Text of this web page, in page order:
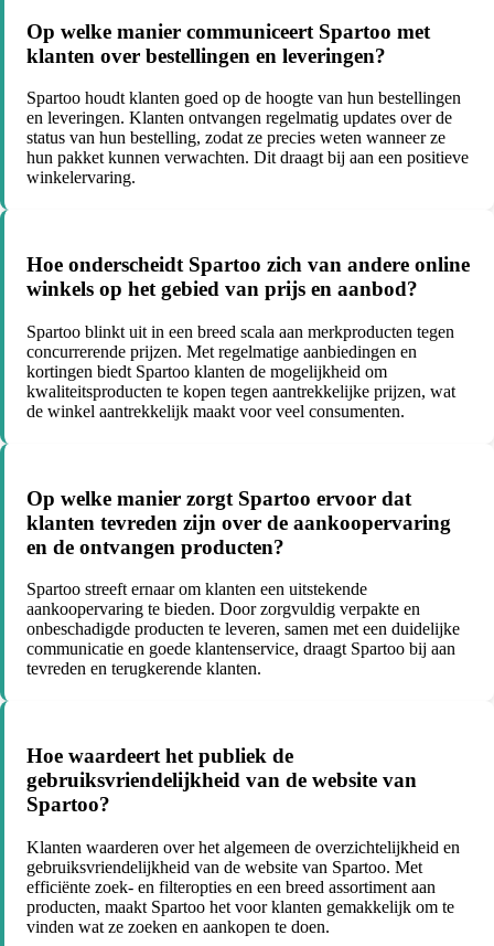
Op welke manier communiceert Spartoo met
klanten over bestellingen en leveringen?
Spartoo houdt klanten goed op de hoogte van hun bestellingen
en leveringen. Klanten ontvangen regelmatig updates over de
status van hun bestelling, zodat ze precies weten wanneer ze
hun pakket kunnen verwachten. Dit draagt bij aan een positieve
winkelervaring.
Hoe onderscheidt Spartoo zich van andere online
winkels op het gebied van prijs en aanbod?
Spartoo blinkt uit in een breed scala aan merkproducten tegen
concurrerende prijzen. Met regelmatige aanbiedingen en
kortingen biedt Spartoo klanten de mogelijkheid om
kwaliteitsproducten te kopen tegen aantrekkelijke prijzen, wat
de winkel aantrekkelijk maakt voor veel consumenten.
Op welke manier zorgt Spartoo ervoor dat
klanten tevreden zijn over de aankoopervaring
en de ontvangen producten?
Spartoo streeft ernaar om klanten een uitstekende
aankoopervaring te bieden. Door zorgvuldig verpakte en
onbeschadigde producten te leveren, samen met een duidelijke
communicatie en goede klantenservice, draagt Spartoo bij aan
tevreden en terugkerende klanten.
Hoe waardeert het publiek de
gebruiksvriendelijkheid van de website van
Spartoo?
Klanten waarderen over het algemeen de overzichtelijkheid en
gebruiksvriendelijkheid van de website van Spartoo. Met
efficiënte zoek- en filteropties en een breed assortiment aan
producten, maakt Spartoo het voor klanten gemakkelijk om te
vinden wat ze zoeken en aankopen te doen.